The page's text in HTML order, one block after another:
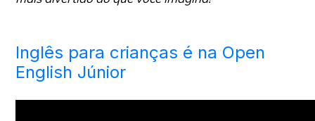
Inglês para crianças é na Open
English Júnior